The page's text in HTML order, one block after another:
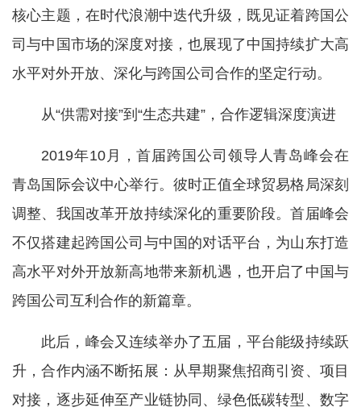
核心主题，在时代浪潮中迭代升级，既见证着跨国公
司与中国市场的深度对接，也展现了中国持续扩大高
水平对外开放、深化与跨国公司合作的坚定行动。
从“供需对接”到“生态共建”，合作逻辑深度演进
2019年10月，首届跨国公司领导人青岛峰会在
青岛国际会议中心举行。彼时正值全球贸易格局深刻
调整、我国改革开放持续深化的重要阶段。首届峰会
不仅搭建起跨国公司与中国的对话平台，为山东打造
高水平对外开放新高地带来新机遇，也开启了中国与
跨国公司互利合作的新篇章。
此后，峰会又连续举办了五届，平台能级持续跃
升，合作内涵不断拓展：从早期聚焦招商引资、项目
对接，逐步延伸至产业链协同、绿色低碳转型、数字